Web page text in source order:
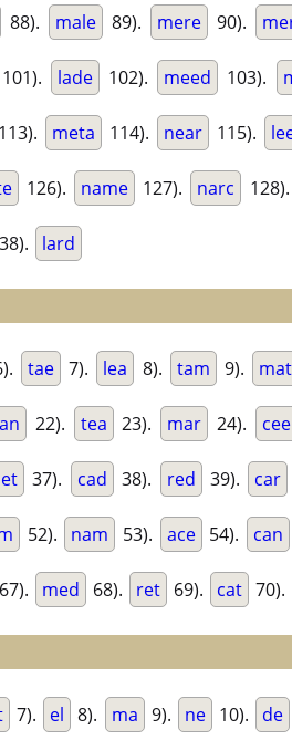
88). male 89). mere 90).
101). lade 102). meed 103).
113). meta 114). near 115).
126). name 127). narc 128).
lard
tae 7). lea 8). tam 9). mat
22). tea 23). mar 24). cee
37). cad 38). red 39). car
52). nam 53). ace 54). can
67). med 68). ret 69). cat 70).
7). el 8). ma 9). ne 10). de